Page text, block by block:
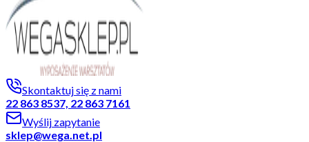
Skontaktuj się z nami
22 863 8537, 22 863 7161
Wyślij zapytanie
sklep@wega.net.pl